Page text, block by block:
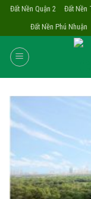
Skip
content
Đất Nền Quận 2 Đất Nền
Đất Nền Phú Nhuận